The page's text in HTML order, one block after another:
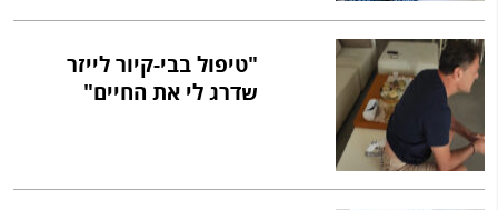
"טיפול בבי-קיור לייזר
שדרג לי את החיים"